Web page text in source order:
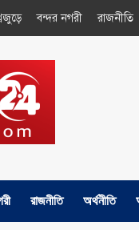
বন্দর নগরী রাজনীতি
রাজনীতি অর্থনীতি